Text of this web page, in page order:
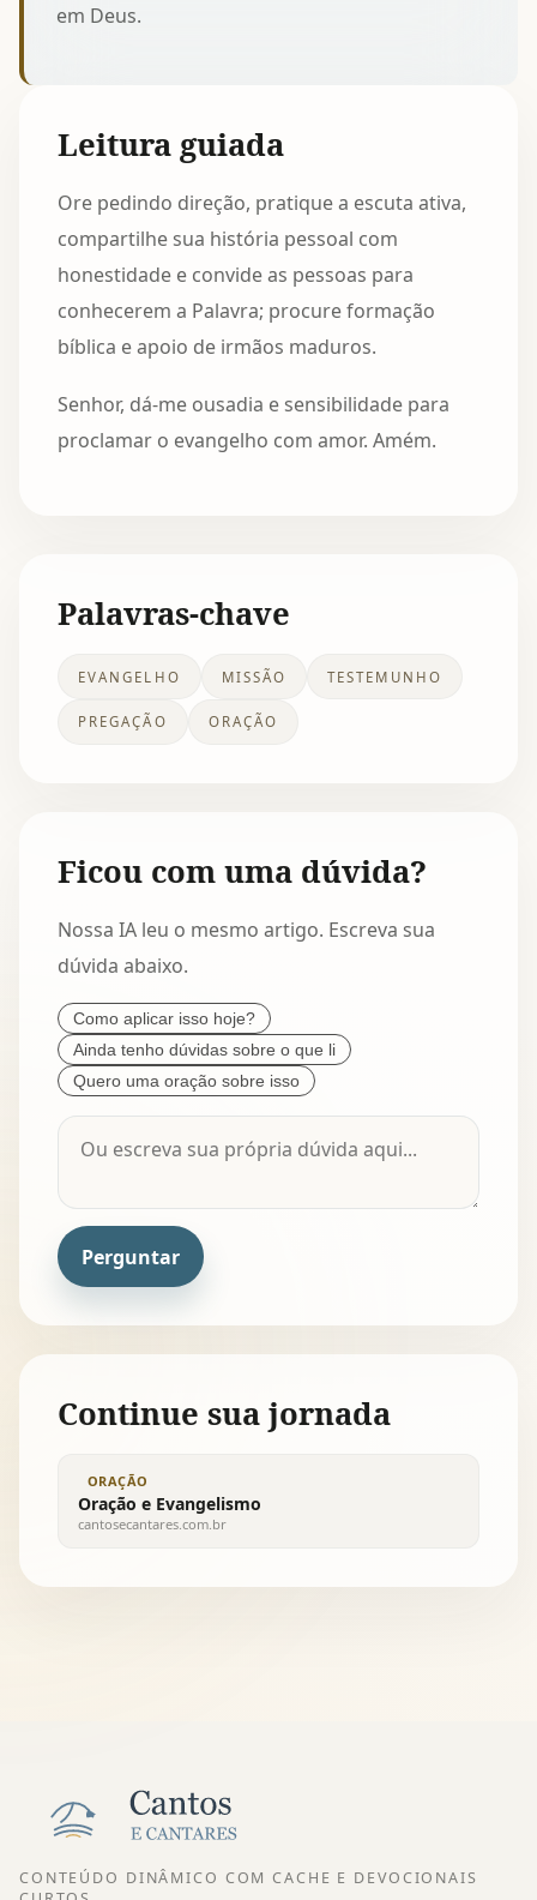
em Deus.
Leitura guiada
Ore pedindo direção, pratique a escuta ativa,
compartilhe sua história pessoal com
honestidade e convide as pessoas para
conhecerem a Palavra; procure formação
bíblica e apoio de irmãos maduros.
Senhor, dá-me ousadia e sensibilidade para
proclamar o evangelho com amor. Amém.
Palavras-chave
EVANGELHO MISSÃO TESTEMUNHO
PREGAÇÃO ORAÇÃO
Ficou com uma dúvida?
Nossa IA leu o mesmo artigo. Escreva sua
dúvida abaixo.
Como aplicar isso hoje?
Ainda tenho dúvidas sobre o que li
Quero uma oração sobre isso
Perguntar
Continue sua jornada
ORAÇÃO
Oração e Evangelismo
cantosecantares.com.br
CONTEÚDO DINÂMICO COM CACHE E DEVOCIONAIS